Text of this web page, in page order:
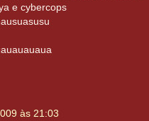
e cybercops
às 21:03